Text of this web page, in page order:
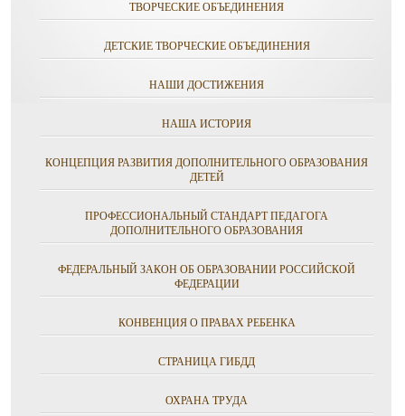
ТВОРЧЕСКИЕ ОБЪЕДИНЕНИЯ
ДЕТСКИЕ ТВОРЧЕСКИЕ ОБЪЕДИНЕНИЯ
НАШИ ДОСТИЖЕНИЯ
НАША ИСТОРИЯ
КОНЦЕПЦИЯ РАЗВИТИЯ ДОПОЛНИТЕЛЬНОГО ОБРАЗОВАНИЯ
ДЕТЕЙ
ПРОФЕССИОНАЛЬНЫЙ СТАНДАРТ ПЕДАГОГА
ДОПОЛНИТЕЛЬНОГО ОБРАЗОВАНИЯ
ФЕДЕРАЛЬНЫЙ ЗАКОН ОБ ОБРАЗОВАНИИ РОССИЙСКОЙ
ФЕДЕРАЦИИ
КОНВЕНЦИЯ О ПРАВАХ РЕБЕНКА
СТРАНИЦА ГИБДД
ОХРАНА ТРУДА